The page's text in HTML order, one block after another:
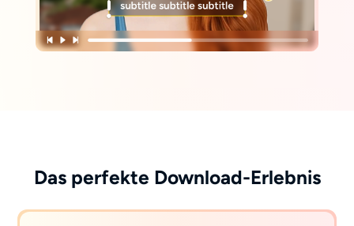
Das perfekte Download-Erlebnis